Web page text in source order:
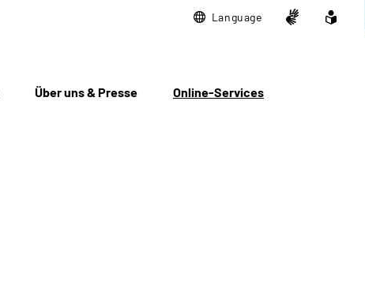
Language
Über uns & Presse Online-Services